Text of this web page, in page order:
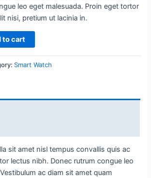
leo eget malesuada. Proin eget tortor
nisi, pretium ut lacinia in.
to cart
Smart Watch
sit amet nisl tempus convallis quis ac
lectus nibh. Donec rutrum congue leo
ac diam sit amet quam